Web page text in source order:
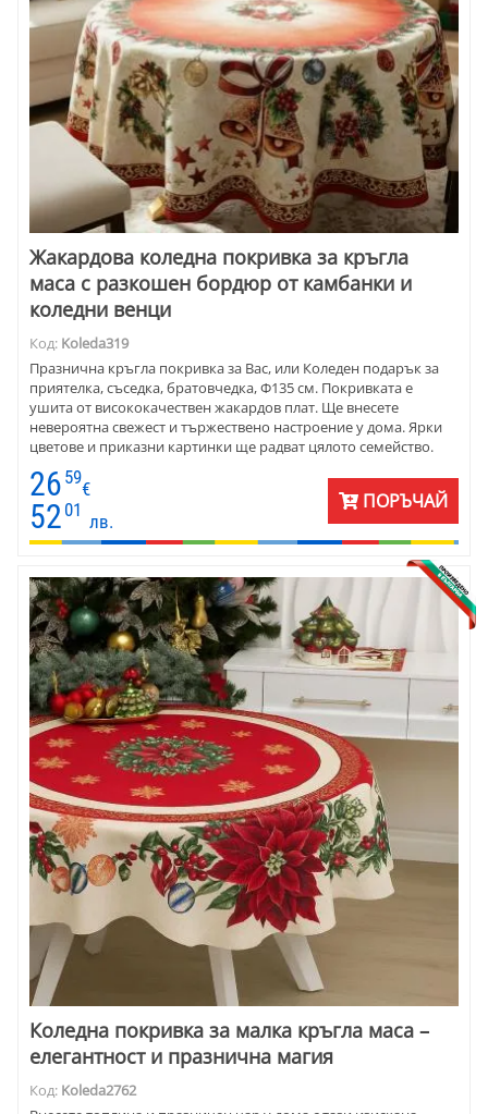
Жакардова коледна покривка за кръгла
маса с разкошен бордюр от камбанки и
коледни венци
Код: Koleda319
Празнична кръгла покривка за Вас, или Коледен подарък за
приятелка, съседка, братовчедка, Ф135 см. Покривката е
ушита от висококачествен жакардов плат. Ще внесете
невероятна свежест и тържествено настроение у дома. Ярки
цветове и приказни картинки ще радват цялото семейство.
26 59
€
52 01
лв.
ПОРЪЧАЙ
Коледна покривка за малка кръгла маса –
елегантност и празнична магия
Код: Koleda2762